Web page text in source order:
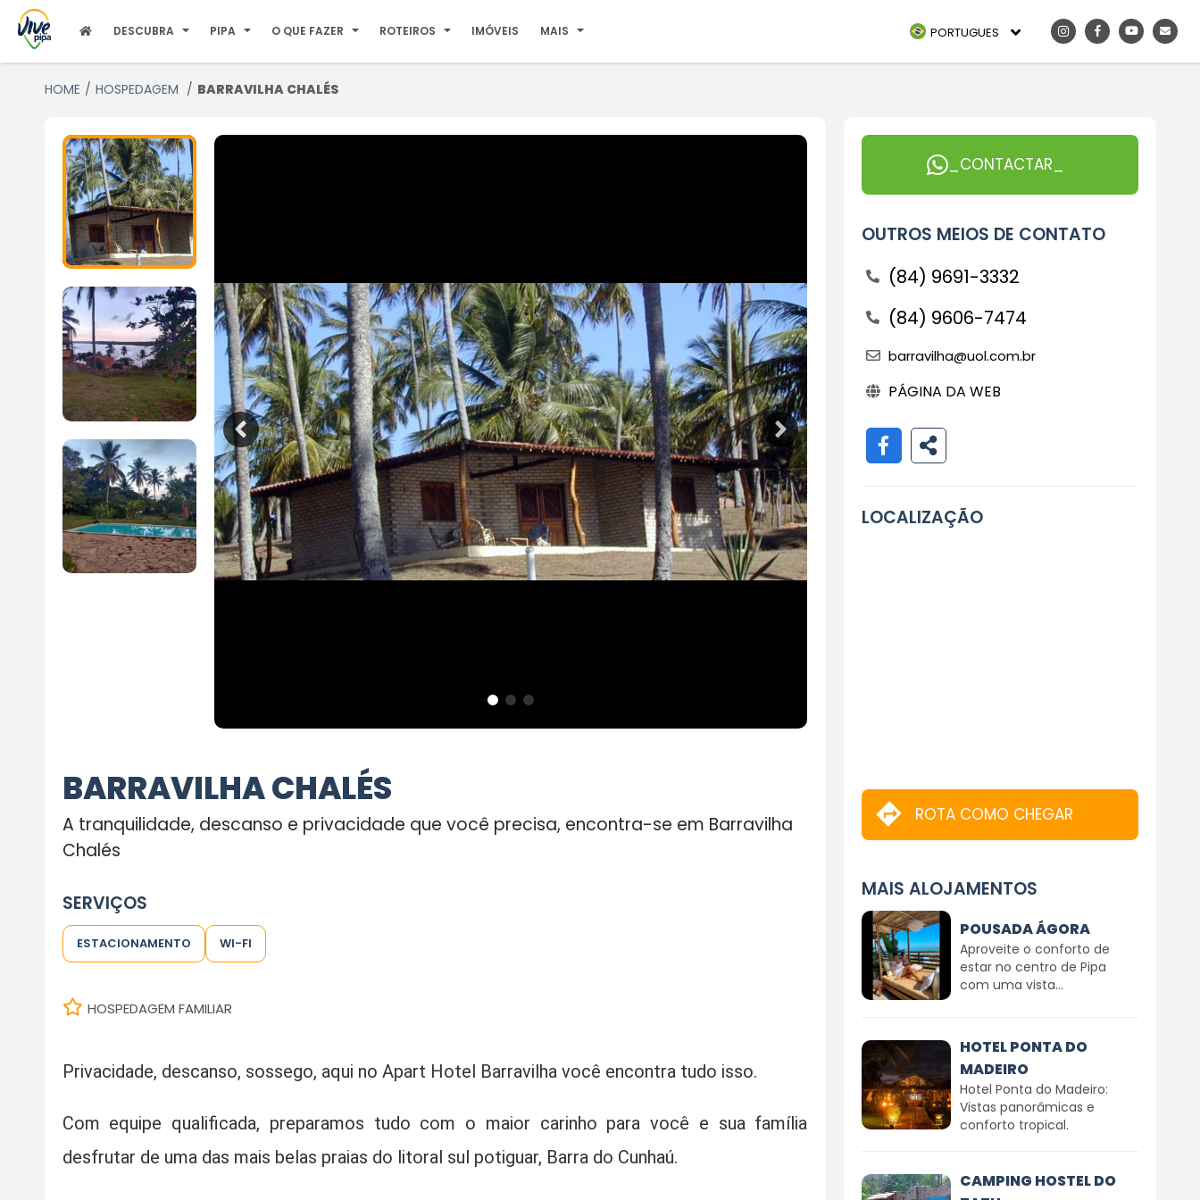
DESCUBRA PIPA O QUE FAZER ROTEIROS IMÓVEIS MAIS PORTUGUES
HOME HOSPEDAGEM BARRAVILHA CHALÉS
BARRAVILHA CHALÉS
A tranquilidade, descanso e privacidade que você precisa, encontra-se em Barravilha
Chalés
SERVIÇOS
ESTACIONAMENTO WI-FI
HOSPEDAGEM FAMILIAR
Privacidade, descanso, sossego, aqui no Apart Hotel Barravilha você encontra tudo isso.
Com equipe qualificada, preparamos tudo com o maior carinho para você e sua família
desfrutar de uma das mais belas praias do litoral sul potiguar, Barra do Cunhaú.
_CONTACTAR_
OUTROS MEIOS DE CONTATO
(84) 9691-3332
(84) 9606-7474
barravilha@uol.com.br
PÁGINA DA WEB
LOCALIZAÇÃO
ROTA COMO CHEGAR
MAIS ALOJAMENTOS
POUSADA ÁGORA
Aproveite o conforto de
estar no centro de Pipa
com uma vista...
HOTEL PONTA DO
MADEIRO
Hotel Ponta do Madeiro:
Vistas panorâmicas e
conforto tropical.
CAMPING HOSTEL DO